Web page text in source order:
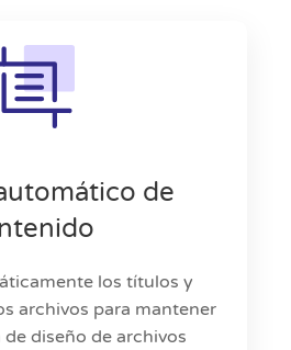
de
los títulos y
archivos para mantener
diseño de archivos